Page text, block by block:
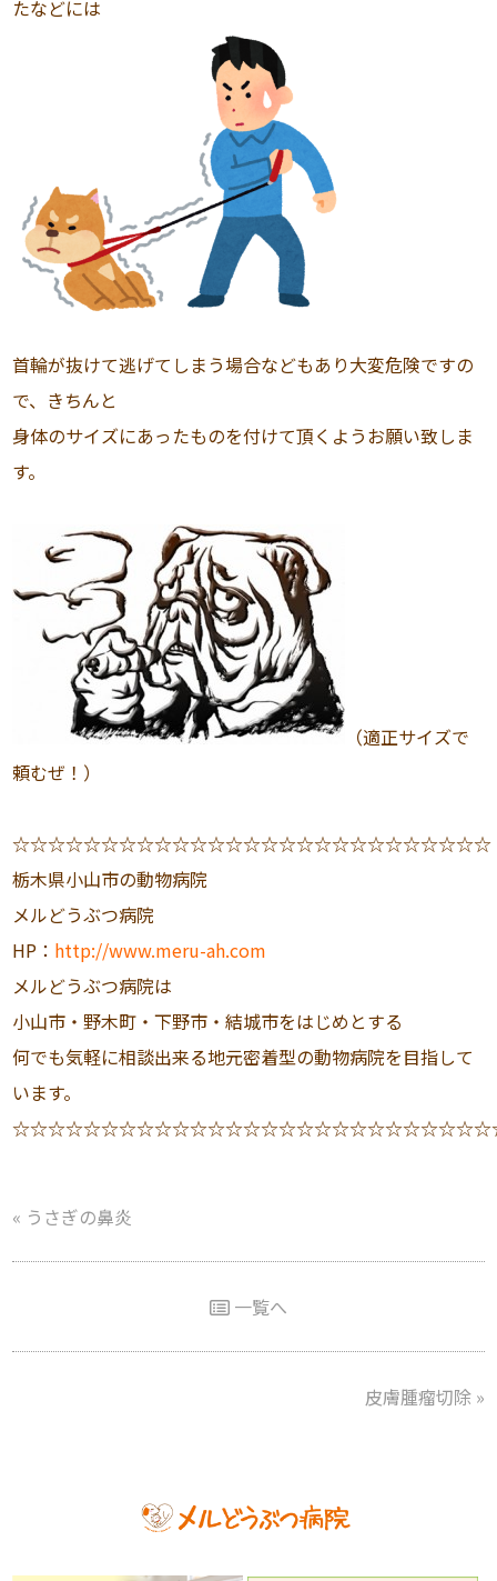
たなどには
首輪が抜けて逃げてしまう場合などもあり大変危険ですの
で、きちんと
身体のサイズにあったものを付けて頂くようお願い致しま
す。
（適正サイズで
頼むぜ！）
☆☆☆☆☆☆☆☆☆☆☆☆☆☆☆☆☆☆☆☆☆☆☆☆☆☆☆
栃木県小山市の動物病院
メルどうぶつ病院
HP： http://www.meru-ah.com
メルどうぶつ病院は
小山市・野木町・下野市・結城市をはじめとする
何でも気軽に相談出来る地元密着型の動物病院を目指して
います。
« うさぎの鼻炎
一覧へ
皮膚腫瘤切除»